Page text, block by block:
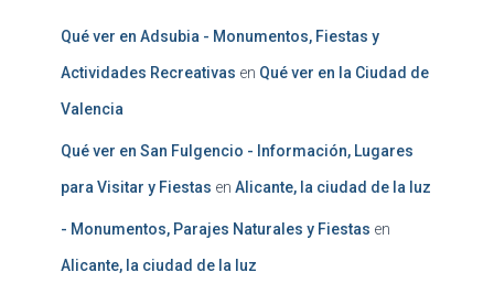
Qué ver en Adsubia - Monumentos, Fiestas y
Actividades Recreativas en Qué ver en la Ciudad de
Valencia
Qué ver en San Fulgencio - Información, Lugares
para Visitar y Fiestas en Alicante, la ciudad de la luz
- Monumentos, Parajes Naturales y Fiestas en
Alicante, la ciudad de la luz